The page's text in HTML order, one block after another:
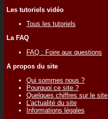
Les tutoriels vidéo
Tous les tutoriels
La FAQ
FAQ : Foire aux questions
A propos du site
Qui sommes nous ?
Pourquoi ce site ?
Quelques chiffres sur le site
L'actualité du site
Informations légales